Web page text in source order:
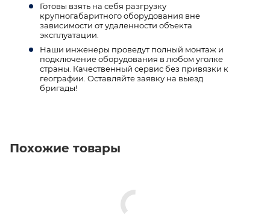
Готовы взять на себя разгрузку
крупногабаритного оборудования вне
зависимости от удаленности объекта
эксплуатации.
Наши инженеры проведут полный монтаж и
подключение оборудования в любом уголке
страны. Качественный сервис без привязки к
географии. Оставляйте заявку на выезд
бригады!
Похожие товары